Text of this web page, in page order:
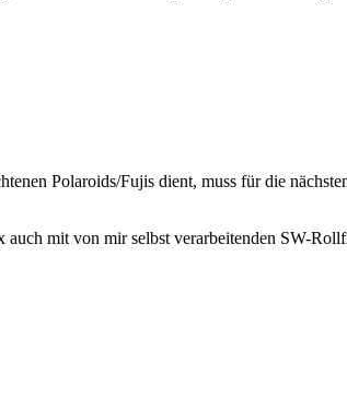
Polaroids/Fujis dient, muss für die
mit von mir selbst verarbeitenden SW-